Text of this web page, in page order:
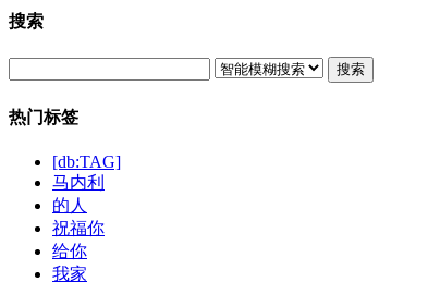
搜索
搜索
热门标签
[db:TAG]
马内利
的人
祝福你
给你
我家